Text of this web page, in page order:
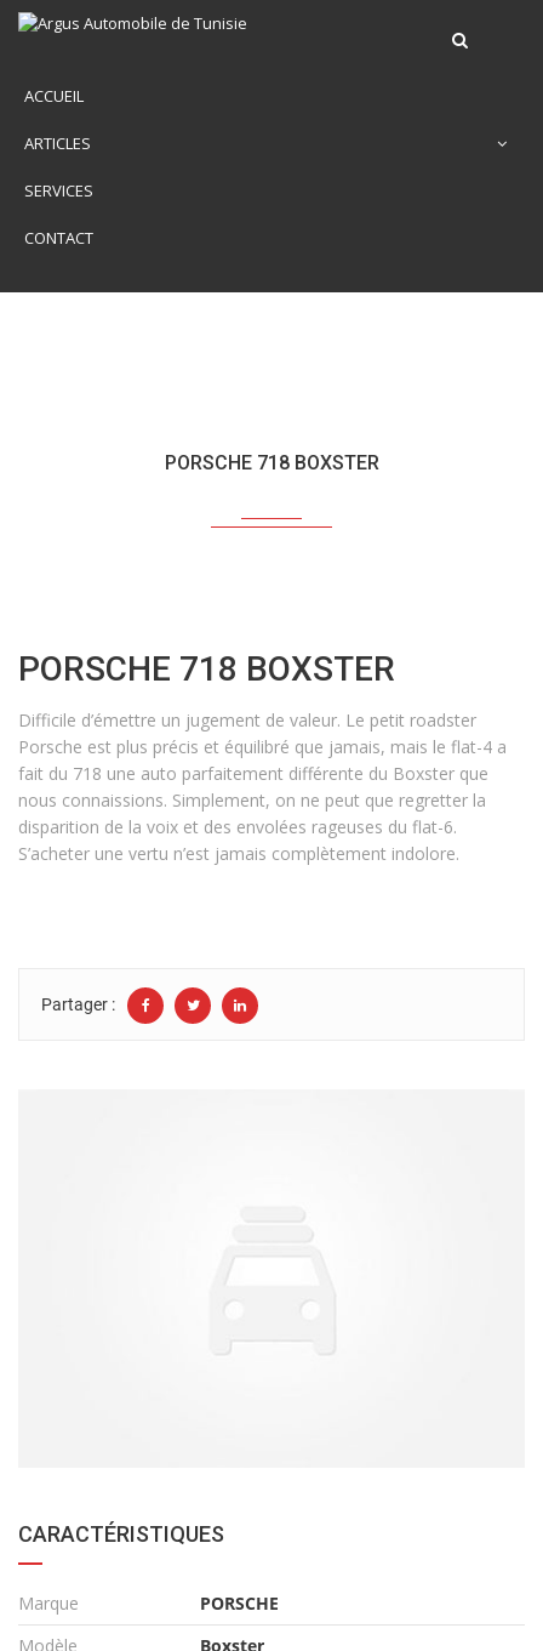
ACCUEIL
ARTICLES
SERVICES
CONTACT
PORSCHE 718 BOXSTER
PORSCHE 718 BOXSTER
Difficile d’émettre un jugement de valeur. Le petit roadster
Porsche est plus précis et équilibré que jamais, mais le flat-4 a
fait du 718 une auto parfaitement différente du Boxster que
nous connaissions. Simplement, on ne peut que regretter la
disparition de la voix et des envolées rageuses du flat-6.
S’acheter une vertu n’est jamais complètement indolore.
Partager :
CARACTÉRISTIQUES
Marque
PORSCHE
Modèle
Boxster